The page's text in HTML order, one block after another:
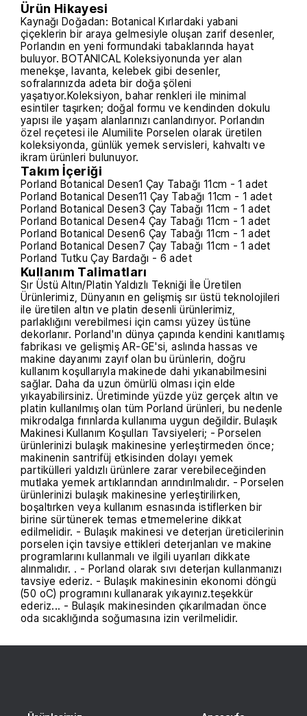
Ürün Hikayesi
Kaynağı Doğadan: Botanical Kırlardaki yabani
çiçeklerin bir araya gelmesiyle oluşan zarif desenler,
Porlandın en yeni formundaki tabaklarında hayat
buluyor. BOTANICAL Koleksiyonunda yer alan
menekşe, lavanta, kelebek gibi desenler,
sofralarınızda adeta bir doğa şöleni
yaşatıyor.Koleksiyon, bahar renkleri ile minimal
esintiler taşırken; doğal formu ve kendinden dokulu
yapısı ile yaşam alanlarınızı canlandırıyor. Porlandın
özel reçetesi ile Alumilite Porselen olarak üretilen
koleksiyonda, günlük yemek servisleri, kahvaltı ve
ikram ürünleri bulunuyor.
Takım İçeriği
Porland Botanical Desen1 Çay Tabağı 11cm - 1 adet
Porland Botanical Desen11 Çay Tabağı 11cm - 1 adet
Porland Botanical Desen3 Çay Tabağı 11cm - 1 adet
Porland Botanical Desen4 Çay Tabağı 11cm - 1 adet
Porland Botanical Desen6 Çay Tabağı 11cm - 1 adet
Porland Botanical Desen7 Çay Tabağı 11cm - 1 adet
Porland Tutku Çay Bardağı - 6 adet
Kullanım Talimatları
Sır Üstü Altın/Platin Yaldızlı Tekniği İle Üretilen
Ürünlerimiz, Dünyanın en gelişmiş sır üstü teknolojileri
ile üretilen altın ve platin desenli ürünlerimiz,
parlaklığını verebilmesi için camsı yüzey üstüne
dekorlanır. Porland'ın dünya çapında kendini kanıtlamış
fabrikası ve gelişmiş AR-GE'si, aslında hassas ve
makine dayanımı zayıf olan bu ürünlerin, doğru
kullanım koşullarıyla makinede dahi yıkanabilmesini
sağlar. Daha da uzun ömürlü olması için elde
yıkayabilirsiniz. Üretiminde yüzde yüz gerçek altın ve
platin kullanılmış olan tüm Porland ürünleri, bu nedenle
mikrodalga fırınlarda kullanıma uygun değildir. Bulaşık
Makinesi Kullanım Koşulları Tavsiyeleri; - Porselen
ürünlerinizi bulaşık makinesine yerleştirmeden önce;
makinenin santrifüj etkisinden dolayı yemek
partikülleri yaldızlı ürünlere zarar verebileceğinden
mutlaka yemek artıklarından arındırılmalıdır. - Porselen
ürünlerinizi bulaşık makinesine yerleştirilirken,
boşaltırken veya kullanım esnasında istiflerken bir
birine sürtünerek temas etmemelerine dikkat
edilmelidir. - Bulaşık makinesi ve deterjan üreticilerinin
porselen için tavsiye ettikleri deterjanları ve makine
programlarını kullanmalı ve ilgili uyarıları dikkate
alınmalıdır. . - Porland olarak sıvı deterjan kullanmanızı
tavsiye ederiz. - Bulaşık makinesinin ekonomi döngü
(50 oC) programını kullanarak yıkayınız.teşekkür
ederiz... - Bulaşık makinesinden çıkarılmadan önce
oda sıcaklığında soğumasına izin verilmelidir.